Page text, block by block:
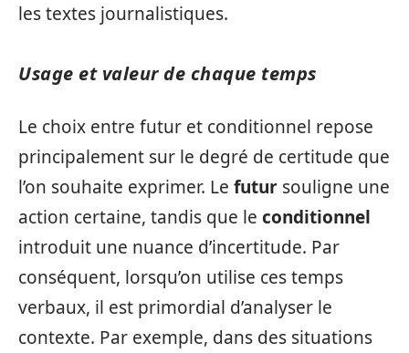
les textes journalistiques.
Usage et valeur de chaque temps
Le choix entre futur et conditionnel repose
principalement sur le degré de certitude que
l’on souhaite exprimer. Le futur souligne une
action certaine, tandis que le conditionnel
introduit une nuance d’incertitude. Par
conséquent, lorsqu’on utilise ces temps
verbaux, il est primordial d’analyser le
contexte. Par exemple, dans des situations